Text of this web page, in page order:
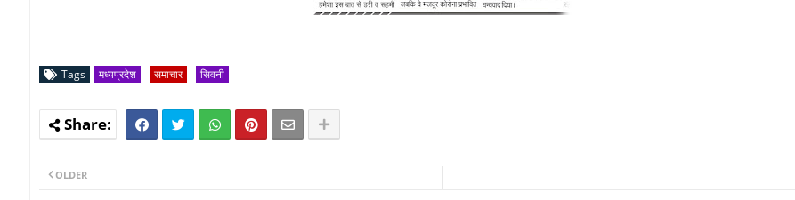
Tags मध्यप्रदेश समाचार सिवनी
OLDER